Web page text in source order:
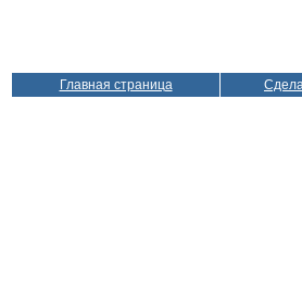
Главная страница